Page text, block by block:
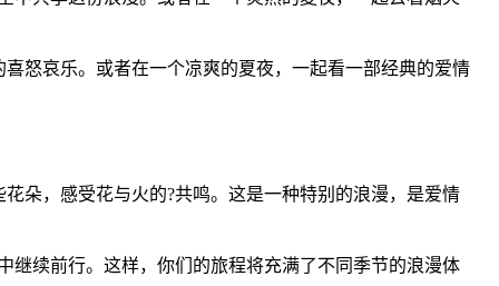
怒哀乐。或者在一个凉爽的夏夜，一起看一部经典的爱情
朵，感受花与火的?共鸣。这是一种特别的浪漫，是爱情
继续前行。这样，你们的旅程将充满了不同季节的浪漫体